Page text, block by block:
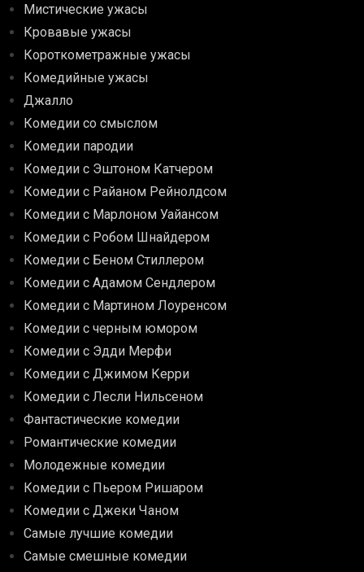
Мистические ужасы
Кровавые ужасы
Короткометражные ужасы
Комедийные ужасы
Джалло
Комедии со смыслом
Комедии пародии
Комедии с Эштоном Катчером
Комедии с Райаном Рейнолдсом
Комедии с Марлоном Уайансом
Комедии с Робом Шнайдером
Комедии с Беном Стиллером
Комедии с Адамом Сендлером
Комедии с Мартином Лоуренсом
Комедии с черным юмором
Комедии с Эдди Мерфи
Комедии с Джимом Керри
Комедии с Лесли Нильсеном
Фантастические комедии
Романтические комедии
Молодежные комедии
Комедии с Пьером Ришаром
Комедии с Джеки Чаном
Самые лучшие комедии
Самые смешные комедии